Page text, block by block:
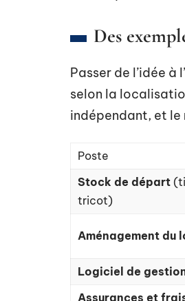
Des
Passer de l’idée
selon la
indépendant, et le
Poste
Stock de départ
tricot)
Aménagement du
Logiciel de
Assurances et